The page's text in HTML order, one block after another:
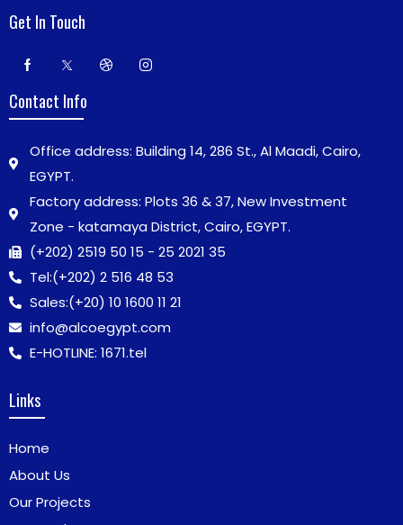
Get In Touch
Contact Info
Office address: Building 14, 286 St., Al Maadi, Cairo,
EGYPT.
Factory address: Plots 36 & 37, New Investment
Zone - katamaya District, Cairo, EGYPT.
(+202) 2519 50 15 - 25 2021 35
Tel:(+202) 2 516 48 53
Sales:(+20) 10 1600 11 21
info@alcoegypt.com
E-HOTLINE: 1671.tel
Links
Home
About Us
Our Projects